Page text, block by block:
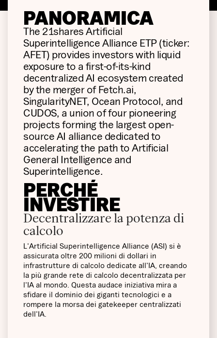
PANORAMICA
The 21shares Artificial
Superintelligence Alliance ETP (ticker:
AFET) provides investors with liquid
exposure to a first-of-its-kind
decentralized AI ecosystem created
by the merger of Fetch.ai,
SingularityNET, Ocean Protocol, and
CUDOS, a union of four pioneering
projects forming the largest open-
source AI alliance dedicated to
accelerating the path to Artificial
General Intelligence and
Superintelligence.
PERCHÉ
INVESTIRE
Decentralizzare la potenza di
calcolo
L'Artificial Superintelligence Alliance (ASI) si è
assicurata oltre 200 milioni di dollari in
infrastrutture di calcolo dedicate all'IA, creando
la più grande rete di calcolo decentralizzata per
l'IA al mondo. Questa audace iniziativa mira a
sfidare il dominio dei giganti tecnologici e a
rompere la morsa dei gatekeeper centralizzati
dell'IA.